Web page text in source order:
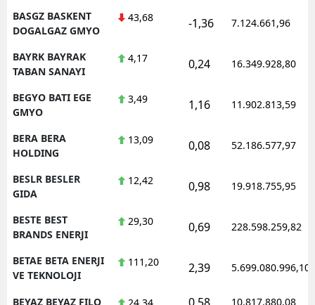
BASGZ BASKENT
DOGALGAZ GMYO
43,68 -1,36 7.124.661,96
BAYRK BAYRAK
TABAN SANAYI
4,17 0,24 16.349.928,80
BEGYO BATI EGE
GMYO
3,49 1,16 11.902.813,59
BERA BERA
HOLDING
13,09 0,08 52.186.577,97
BESLR BESLER
GIDA
12,42 0,98 19.918.755,95
BESTE BEST
BRANDS ENERJI
29,30 0,69 228.598.259,82
BETAE BETA ENERJI
VE TEKNOLOJI
111,20 2,39 5.699.080.996,10
BEYAZ BEYAZ FILO 24,34 10.817.880,08